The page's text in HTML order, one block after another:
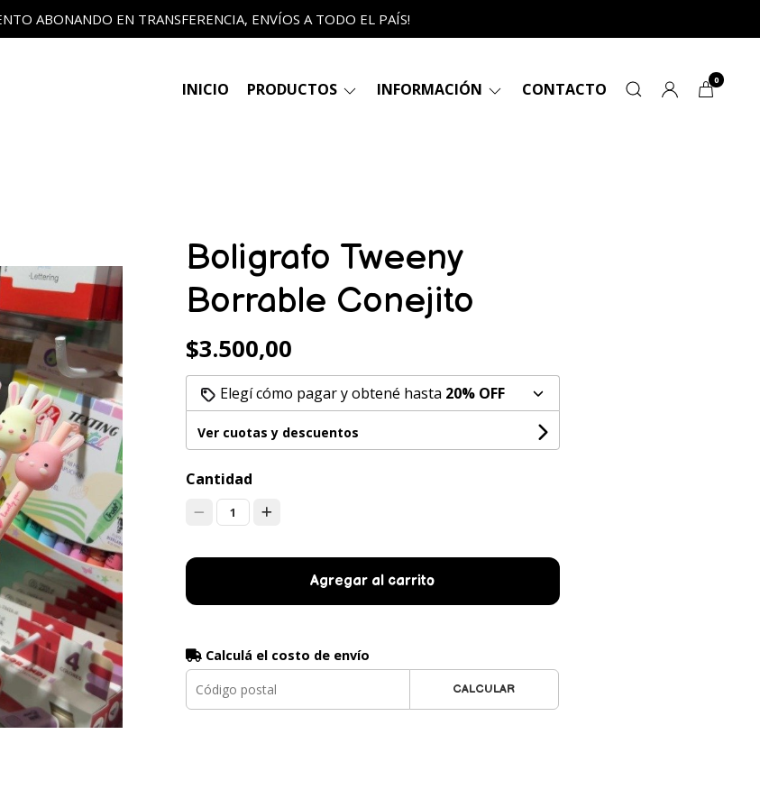
ABONANDO EN TRANSFERENCIA, ENVÍOS A TODO EL PAÍS!
INICIO PRODUCTOS INFORMACIÓN CONTACTO 0
Boligrafo Tweeny
Borrable Conejito
$3.500,00
Elegí cómo pagar y obtené hasta 20% OFF
Ver cuotas y descuentos
Cantidad
1
Agregar al carrito
Calculá el costo de envío
CALCULAR